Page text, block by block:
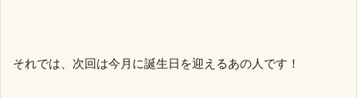
それでは、次回は今月に誕生日を迎えるあの人です！